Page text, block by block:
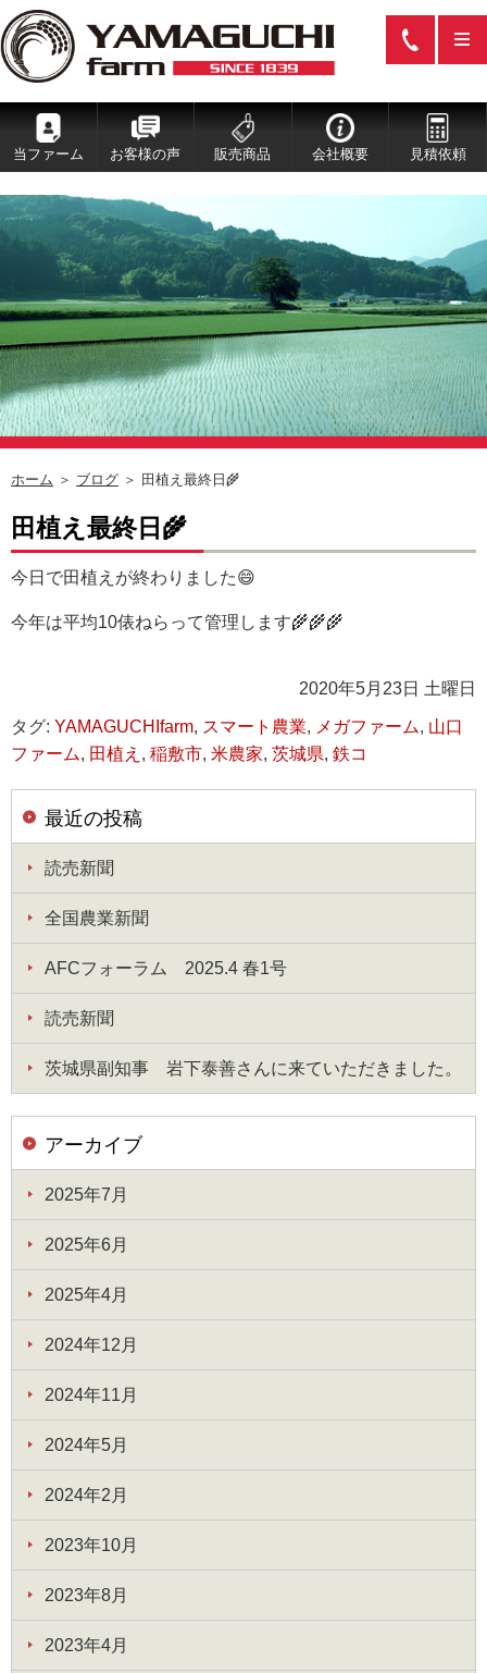
当ファーム お客様の声 販売商品 会社概要 見積依頼
ホーム ＞ ブログ ＞ 田植え最終日🌾
田植え最終日🌾
今日で田植えが終わりました😄
今年は平均10俵ねらって管理します🌾🌾🌾
2020年5月23日 土曜日
タグ: YAMAGUCHIfarm, スマート農業, メガファーム, 山口
ファーム, 田植え , 稲敷市, 米農家, 茨城県, 鉄コ
最近の投稿
読売新聞
全国農業新聞
AFCフォーラム 2025.4 春1号
読売新聞
茨城県副知事 岩下泰善さんに来ていただきました。
アーカイブ
2025年7月
2025年6月
2025年4月
2024年12月
2024年11月
2024年5月
2024年2月
2023年10月
2023年8月
2023年4月